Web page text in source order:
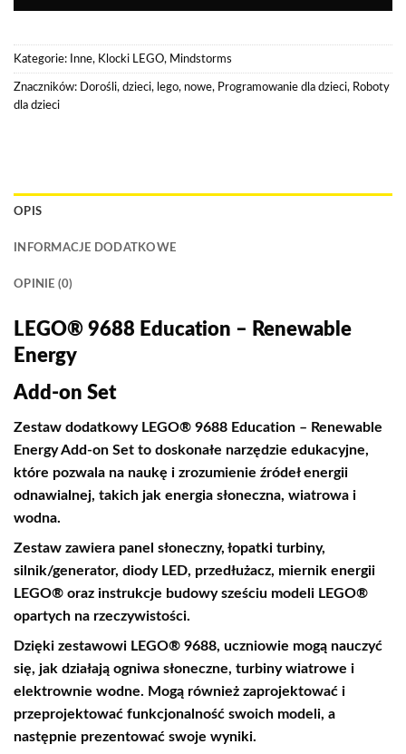
Kategorie: Inne, Klocki LEGO, Mindstorms
Znaczników: Dorośli, dzieci, lego, nowe, Programowanie dla dzieci, Roboty
dla dzieci
OPIS
INFORMACJE DODATKOWE
OPINIE (0)
LEGO® 9688 Education – Renewable
Energy
Add-on Set
Zestaw dodatkowy LEGO® 9688 Education – Renewable
Energy Add-on Set to doskonałe narzędzie edukacyjne,
które pozwala na naukę i zrozumienie źródeł energii
odnawialnej, takich jak energia słoneczna, wiatrowa i
wodna.
Zestaw zawiera panel słoneczny, łopatki turbiny,
silnik/generator, diody LED, przedłużacz, miernik energii
LEGO® oraz instrukcje budowy sześciu modeli LEGO®
opartych na rzeczywistości.
Dzięki zestawowi LEGO® 9688, uczniowie mogą nauczyć
się, jak działają ogniwa słoneczne, turbiny wiatrowe i
elektrownie wodne. Mogą również zaprojektować i
przeprojektować funkcjonalność swoich modeli, a
następnie prezentować swoje wyniki.